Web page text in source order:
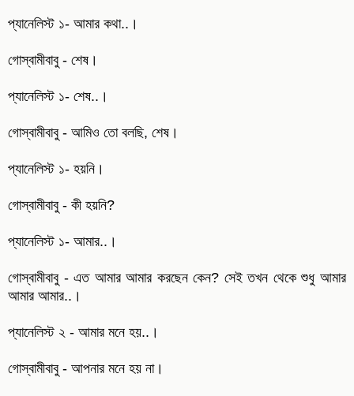
প্যানেলিস্ট ১- আমার কথা..।
গোস্বামীবাবু - শেষ।
প্যানেলিস্ট ১- শেষ..।
গোস্বামীবাবু - আমিও তো বলছি, শেষ।
প্যানেলিস্ট ১- হয়নি।
গোস্বামীবাবু - কী হয়নি?
প্যানেলিস্ট ১- আমার..।
গোস্বামীবাবু - এত আমার আমার করছেন কেন? সেই তখন থেকে শুধু আমার
আমার আমার..।
প্যানেলিস্ট ২ - আমার মনে হয়..।
গোস্বামীবাবু - আপনার মনে হয় না।